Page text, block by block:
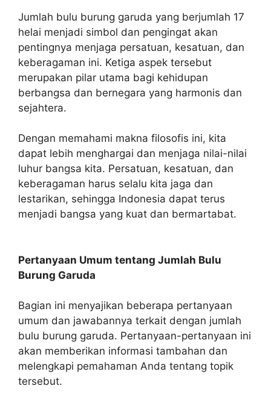
Jumlah bulu burung garuda yang berjumlah 17
helai menjadi simbol dan pengingat akan
pentingnya menjaga persatuan, kesatuan, dan
keberagaman ini. Ketiga aspek tersebut
merupakan pilar utama bagi kehidupan
berbangsa dan bernegara yang harmonis dan
sejahtera.
Dengan memahami makna filosofis ini, kita
dapat lebih menghargai dan menjaga nilai-nilai
luhur bangsa kita. Persatuan, kesatuan, dan
keberagaman harus selalu kita jaga dan
lestarikan, sehingga Indonesia dapat terus
menjadi bangsa yang kuat dan bermartabat.
Pertanyaan Umum tentang Jumlah Bulu
Burung Garuda
Bagian ini menyajikan beberapa pertanyaan
umum dan jawabannya terkait dengan jumlah
bulu burung garuda. Pertanyaan-pertanyaan ini
akan memberikan informasi tambahan dan
melengkapi pemahaman Anda tentang topik
tersebut.